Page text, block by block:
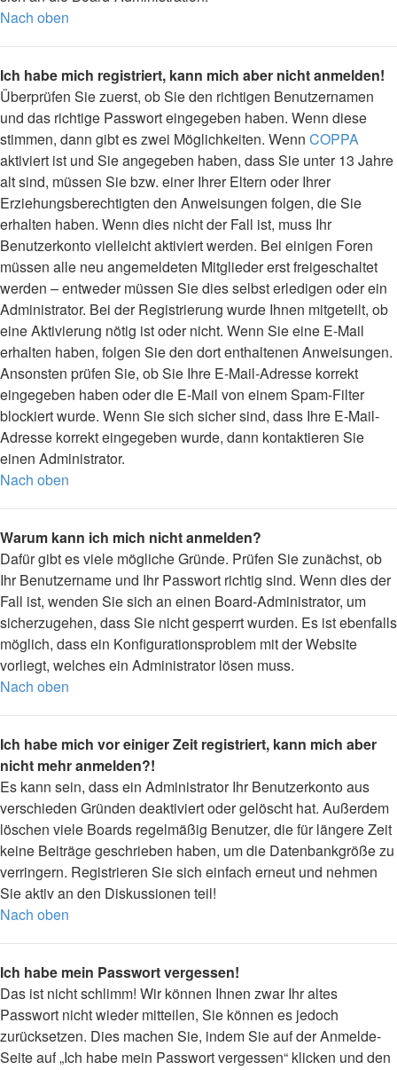
Nach oben
Ich habe mich registriert, kann mich aber nicht anmelden!
Überprüfen Sie zuerst, ob Sie den richtigen Benutzernamen
und das richtige Passwort eingegeben haben. Wenn diese
stimmen, dann gibt es zwei Möglichkeiten. Wenn COPPA
aktiviert ist und Sie angegeben haben, dass Sie unter 13 Jahre
alt sind, müssen Sie bzw. einer Ihrer Eltern oder Ihrer
Erziehungsberechtigten den Anweisungen folgen, die Sie
erhalten haben. Wenn dies nicht der Fall ist, muss Ihr
Benutzerkonto vielleicht aktiviert werden. Bei einigen Foren
müssen alle neu angemeldeten Mitglieder erst freigeschaltet
werden – entweder müssen Sie dies selbst erledigen oder ein
Administrator. Bei der Registrierung wurde Ihnen mitgeteilt, ob
eine Aktivierung nötig ist oder nicht. Wenn Sie eine E-Mail
erhalten haben, folgen Sie den dort enthaltenen Anweisungen.
Ansonsten prüfen Sie, ob Sie Ihre E-Mail-Adresse korrekt
eingegeben haben oder die E-Mail von einem Spam-Filter
blockiert wurde. Wenn Sie sich sicher sind, dass Ihre E-Mail-
Adresse korrekt eingegeben wurde, dann kontaktieren Sie
einen Administrator.
Nach oben
Warum kann ich mich nicht anmelden?
Dafür gibt es viele mögliche Gründe. Prüfen Sie zunächst, ob
Ihr Benutzername und Ihr Passwort richtig sind. Wenn dies der
Fall ist, wenden Sie sich an einen Board-Administrator, um
sicherzugehen, dass Sie nicht gesperrt wurden. Es ist ebenfalls
möglich, dass ein Konfigurationsproblem mit der Website
vorliegt, welches ein Administrator lösen muss.
Nach oben
Ich habe mich vor einiger Zeit registriert, kann mich aber
nicht mehr anmelden?!
Es kann sein, dass ein Administrator Ihr Benutzerkonto aus
verschieden Gründen deaktiviert oder gelöscht hat. Außerdem
löschen viele Boards regelmäßig Benutzer, die für längere Zeit
keine Beiträge geschrieben haben, um die Datenbankgröße zu
verringern. Registrieren Sie sich einfach erneut und nehmen
Sie aktiv an den Diskussionen teil!
Nach oben
Ich habe mein Passwort vergessen!
Das ist nicht schlimm! Wir können Ihnen zwar Ihr altes
Passwort nicht wieder mitteilen, Sie können es jedoch
zurücksetzen. Dies machen Sie, indem Sie auf der Anmelde-
Seite auf „Ich habe mein Passwort vergessen“ klicken und den